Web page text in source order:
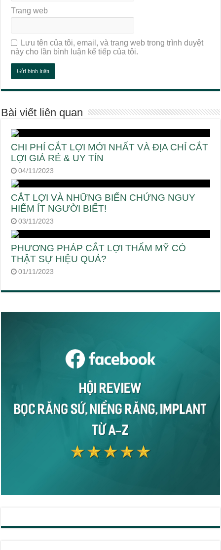
Trang web
Lưu tên của tôi, email, và trang web trong trình duyệt
này cho lần bình luận kế tiếp của tôi.
Bài viết liên quan
CHI PHÍ CẮT LỢI MỚI NHẤT VÀ ĐỊA CHỈ CẮT
LỢI GIÁ RẺ & UY TÍN
04/11/2023
CẮT LỢI VÀ NHỮNG BIẾN CHỨNG NGUY
HIỂM ÍT NGƯỜI BIẾT!
03/11/2023
PHƯƠNG PHÁP CẮT LỢI THẨM MỸ CÓ
THẬT SỰ HIỆU QUẢ?
01/11/2023